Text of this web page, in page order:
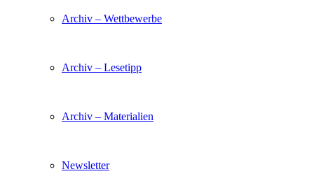
Archiv – Wettbewerbe
Archiv – Lesetipp
Archiv – Materialien
Newsletter